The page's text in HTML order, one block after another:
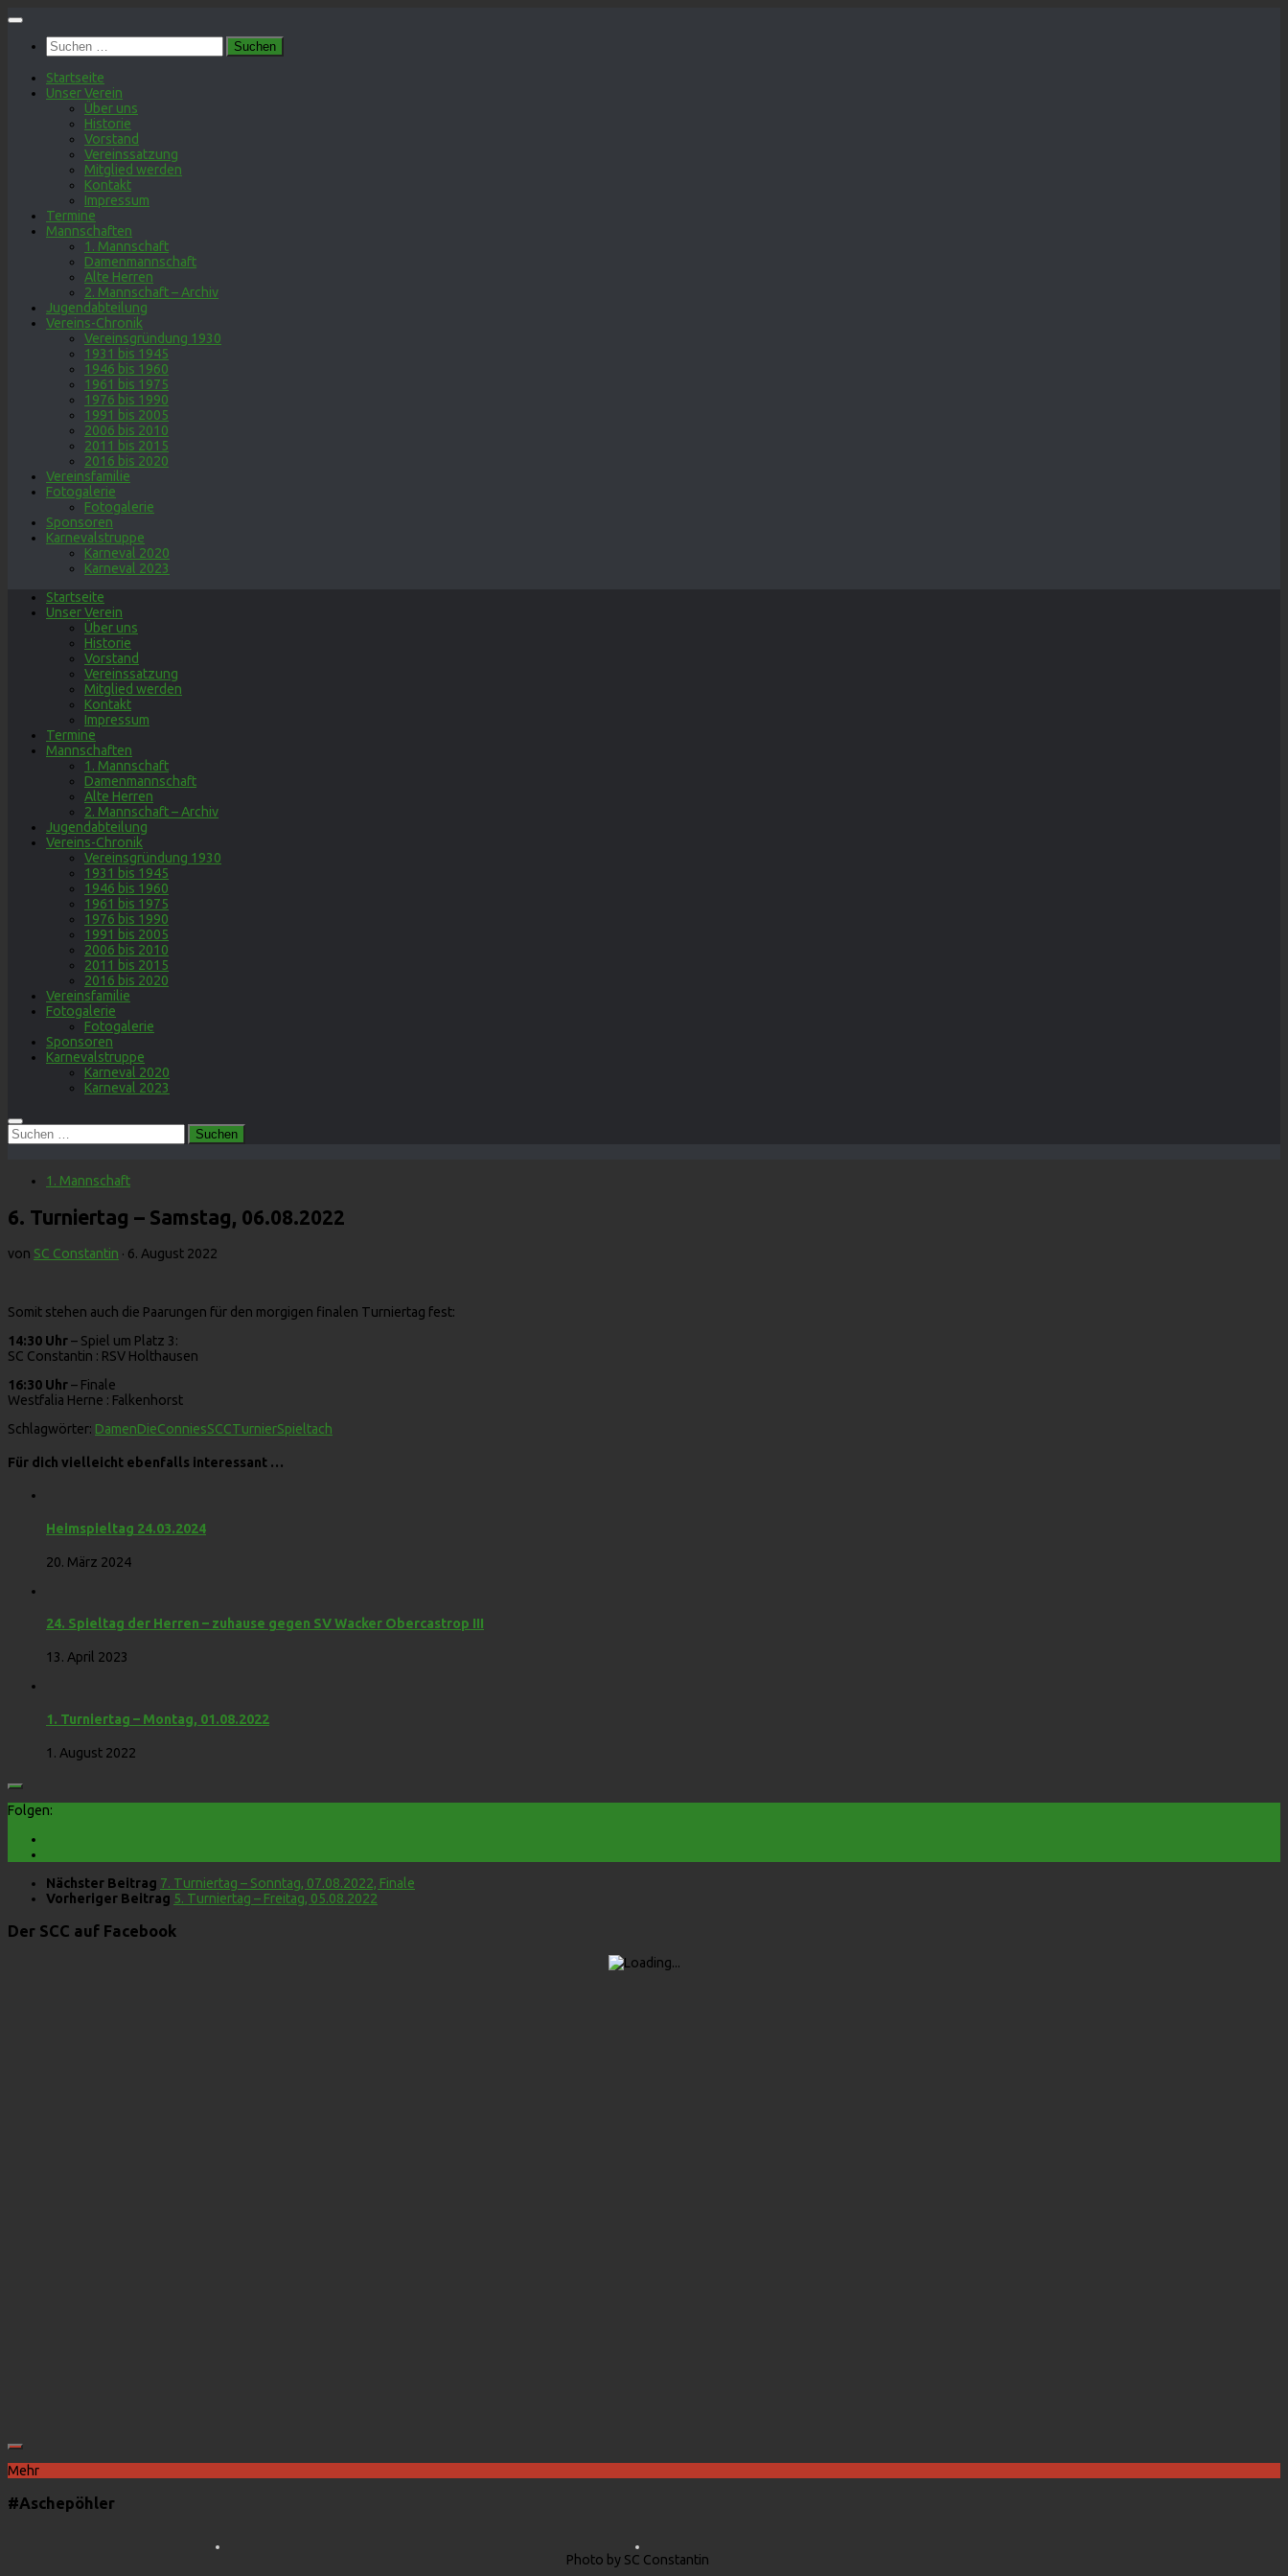
Zum
springenSuchen
nach:
Startseite
Unser Verein
Über uns
Historie
Vorstand
Vereinssatzung
Mitglied werden
Kontakt
Impressum
Termine
Mannschaften
1. Mannschaft
Damenmannschaft
Alte Herren
2. Mannschaft – Archiv
Jugendabteilung
Vereins-Chronik
Vereinsgründung 1930
1931 bis 1945
1946 bis 1960
1961 bis 1975
1976 bis 1990
1991 bis 2005
2006 bis 2010
2011 bis 2015
2016 bis 2020
Vereinsfamilie
Fotogalerie
Fotogalerie
Sponsoren
Karnevalstruppe
Karneval 2020
Karneval 2023
Startseite
Unser Verein
Über uns
Historie
Vorstand
Vereinssatzung
Mitglied werden
Kontakt
Impressum
Termine
Mannschaften
1. Mannschaft
Damenmannschaft
Alte Herren
2. Mannschaft – Archiv
Jugendabteilung
Vereins-Chronik
Vereinsgründung 1930
1931 bis 1945
1946 bis 1960
1961 bis 1975
1976 bis 1990
1991 bis 2005
2006 bis 2010
2011 bis 2015
2016 bis 2020
Vereinsfamilie
Fotogalerie
Fotogalerie
Sponsoren
Karnevalstruppe
Karneval 2020
Karneval 2023
Suchen
nach:
1. Mannschaft
6. Turniertag – Samstag, 06.08.2022
von SC Constantin · 6. August 2022
Somit stehen auch die Paarungen für den morgigen finalen Turniertag fest:
14:30 Uhr– Spiel um Platz 3:
SC Constantin : RSV Holthausen
16:30 Uhr– Finale
Westfalia Herne : Falkenhorst
Schlagwörter: DamenDieConniesSCCTurnierSpieltach
Für dich vielleicht ebenfalls interessant …
Heimspieltag 24.03.2024
20. März 2024
24. Spieltag der Herren – zuhause gegen SV Wacker Obercastrop III
13. April 2023
1. Turniertag – Montag, 01.08.2022
1. August 2022
Folgen:
Nächster Beitrag 7. Turniertag – Sonntag, 07.08.2022, Finale
Vorheriger Beitrag 5. Turniertag – Freitag, 05.08.2022
Der SCC auf Facebook
Mehr
#Aschepöhler
Photo by SC Constantin